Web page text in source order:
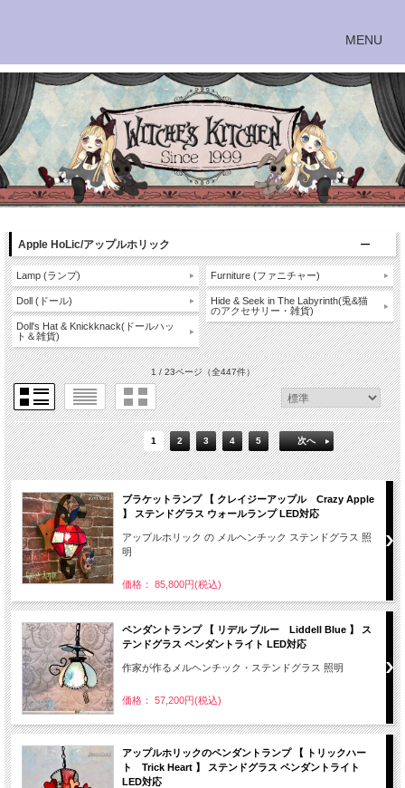
Apple HoLic/アップルホリック
Lamp (ランプ)
Doll (ドール)
Doll's Hat & Knickknack(ドールハッ
ト＆雑貨)
Furniture (ファニチャー)
Hide & Seek in The Labyrinth(兎&猫
のアクセサリー・雑貨)
1 / 23ページ（全447件）
1 2 3 4 5 次へ
ブラケットランプ 【 クレイジーアップル Crazy Apple
】 ステンドグラス ウォールランプ LED対応
アップルホリック の メルヘンチック ステンドグラス 照
明
価格： 85,800円(税込)
ペンダントランプ 【 リデル ブルー Liddell Blue 】 ス
テンドグラス ペンダントライト LED対応
作家が作るメルヘンチック・ステンドグラス 照明
価格： 57,200円(税込)
アップルホリックのペンダントランプ 【 トリックハー
ト Trick Heart 】 ステンドグラス ペンダントライト
LED対応